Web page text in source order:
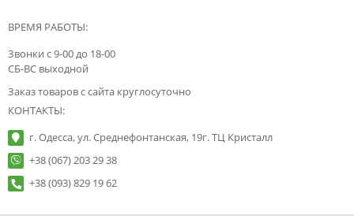
ВРЕМЯ РАБОТЫ:
Звонки с 9-00 до 18-00
СБ-ВС выходной
Заказ товаров с сайта круглосуточно
КОНТАКТЫ:
г. Одесса, ул. Среднефонтанская, 19г. ТЦ Кристалл
+38 (067) 203 29 38
+38 (093) 829 19 62